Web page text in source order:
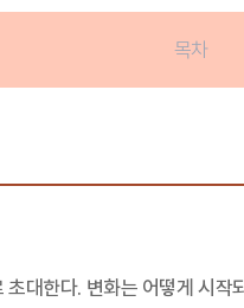
목차
초대한다. 변화는 어떻게 시작